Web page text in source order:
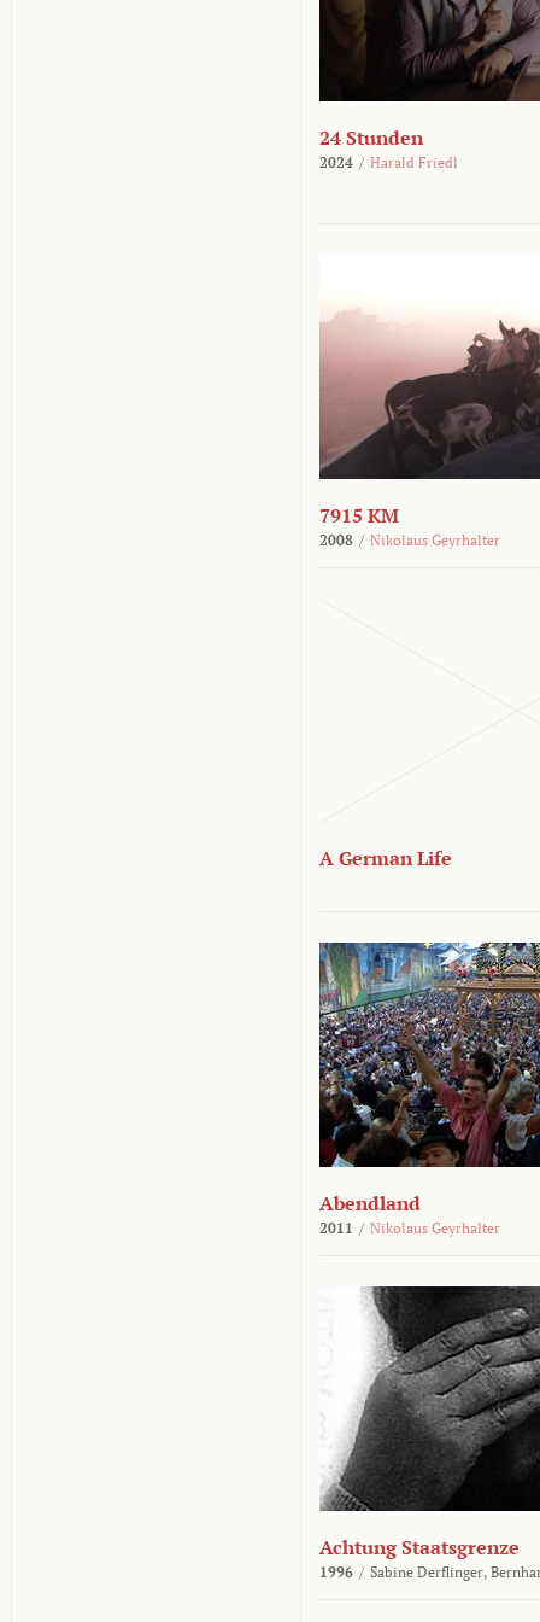
24 Stunden
2024 / Harald Friedl
7915 KM
2008 / Nikolaus Geyrhalter
A German Life
Abendland
2011 / Nikolaus Geyrhalter
Achtung Staatsgrenze
1996 / Sabine Derflinger,